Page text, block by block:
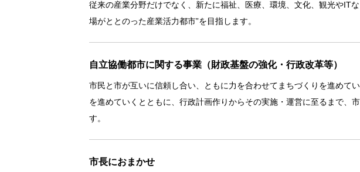
従来の産業分野だけでなく、新たに福祉、医療、環境、文化、観光やIT
場がととのった産業活力都市”を目指します。
自立協働都市に関する事業（財政基盤の強化・行政改革等）
市民と市が互いに信頼し合い、ともに力を合わせてまちづくりを進めて
を進めていくとともに、行政計画作りからその実施・運営に至るまで、
す。
市長におまかせ